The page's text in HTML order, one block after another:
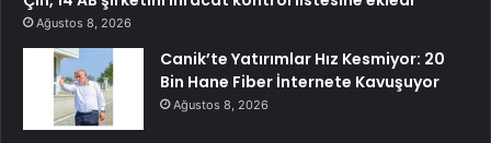
Ağustos 8, 2026
Canik’te Yatırımlar Hız Kesmiyor: 20
Bin Hane Fiber İnternete Kavuşuyor
Ağustos 8, 2026